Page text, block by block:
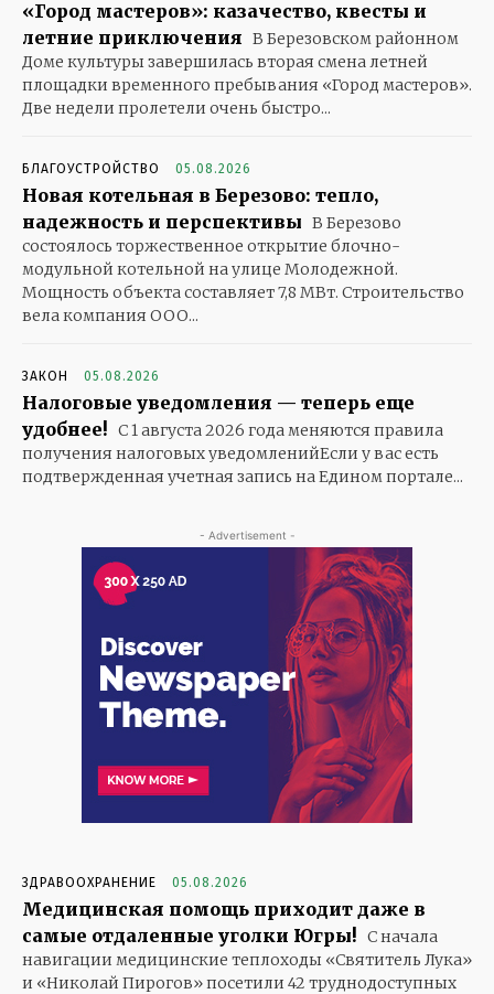
«Город мастеров»: казачество, квесты и
летние приключения В Березовском районном
Доме культуры завершилась вторая смена летней
площадки временного пребывания «Город мастеров».
Две недели пролетели очень быстро...
БЛАГОУСТРОЙСТВО 05.08.2026
Новая котельная в Березово: тепло,
надежность и перспективы В Березово
состоялось торжественное открытие блочно-
модульной котельной на улице Молодежной.
Мощность объекта составляет 7,8 МВт. Строительство
вела компания ООО...
ЗАКОН 05.08.2026
Налоговые уведомления — теперь еще
удобнее! С 1 августа 2026 года меняются правила
получения налоговых уведомленийЕсли у вас есть
подтвержденная учетная запись на Едином портале...
- Advertisement -
ЗДРАВООХРАНЕНИЕ 05.08.2026
Медицинская помощь приходит даже в
самые отдаленные уголки Югры! С начала
навигации медицинские теплоходы «Святитель Лука»
и «Николай Пирогов» посетили 42 труднодоступных